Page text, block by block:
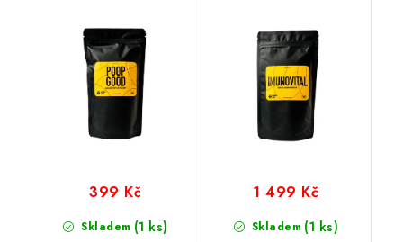
Skladem (1 ks)
399 Kč
Skladem (1 ks)
1 499 Kč